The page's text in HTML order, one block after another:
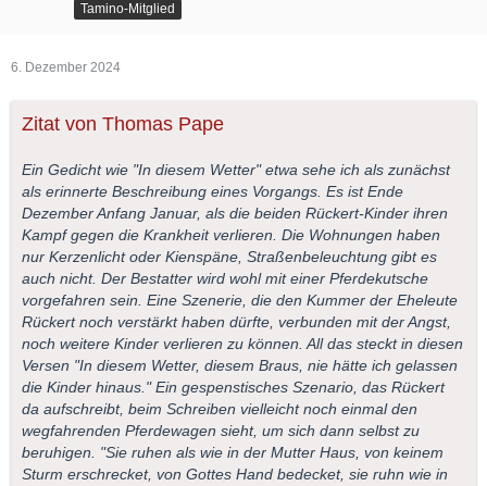
Tamino-Mitglied
6. Dezember 2024
Zitat von Thomas Pape
Ein Gedicht wie "In diesem Wetter" etwa sehe ich als zunächst
als erinnerte Beschreibung eines Vorgangs. Es ist Ende
Dezember Anfang Januar, als die beiden Rückert-Kinder ihren
Kampf gegen die Krankheit verlieren. Die Wohnungen haben
nur Kerzenlicht oder Kienspäne, Straßenbeleuchtung gibt es
auch nicht. Der Bestatter wird wohl mit einer Pferdekutsche
vorgefahren sein. Eine Szenerie, die den Kummer der Eheleute
Rückert noch verstärkt haben dürfte, verbunden mit der Angst,
noch weitere Kinder verlieren zu können. All das steckt in diesen
Versen "In diesem Wetter, diesem Braus, nie hätte ich gelassen
die Kinder hinaus." Ein gespenstisches Szenario, das Rückert
da aufschreibt, beim Schreiben vielleicht noch einmal den
wegfahrenden Pferdewagen sieht, um sich dann selbst zu
beruhigen. "Sie ruhen als wie in der Mutter Haus, von keinem
Sturm erschrecket, von Gottes Hand bedecket, sie ruhn wie in